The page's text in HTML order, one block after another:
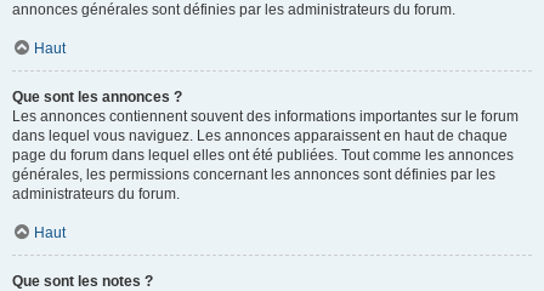
annonces générales sont définies par les administrateurs du forum.
Haut
Que sont les annonces ?
Les annonces contiennent souvent des informations importantes sur le forum
dans lequel vous naviguez. Les annonces apparaissent en haut de chaque
page du forum dans lequel elles ont été publiées. Tout comme les annonces
générales, les permissions concernant les annonces sont définies par les
administrateurs du forum.
Haut
Que sont les notes ?